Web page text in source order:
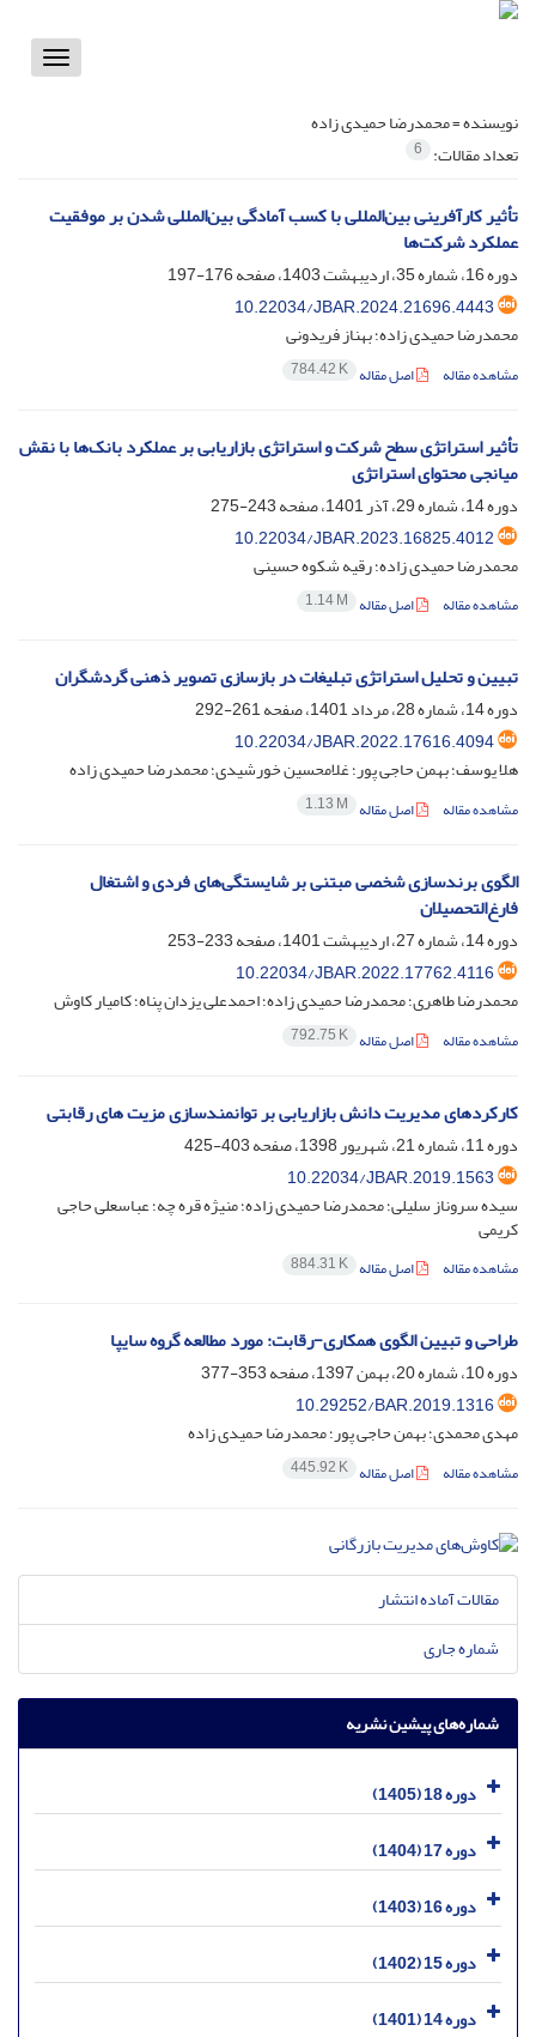
Toggle
نویسنده =محمدرضا حمیدی زاده
تعداد مقالات: 6
تأثیر کارآفرینی بین‌المللی با کسب آمادگی بین‌المللی شدن بر موفقیت
عملکرد شرکت‌ها
دوره 16، شماره 35، اردیبهشت 1403، صفحه
176-197
10.22034/JBAR.2024.21696.4443
محمدرضا حمیدی زاده؛ بهناز فریدونی
مشاهده مقاله اصل مقاله 784.42 K
تأثیر استراتژی سطح شرکت و استراتژی بازاریابی بر عملکرد بانک‌ها با نقش
میانجی محتوای استراتژی
دوره 14، شماره 29، آذر 1401، صفحه
243-275
10.22034/JBAR.2023.16825.4012
محمدرضا حمیدی زاده؛ رقیه شکوه حسینی
مشاهده مقاله اصل مقاله 1.14 M
تبیین و تحلیل استراتژی تبلیغات در بازسازی تصویر ذهنی گردشگران
دوره 14، شماره 28، مرداد 1401، صفحه
261-292
10.22034/JBAR.2022.17616.4094
هلا یوسف؛ بهمن حاجی پور؛ غلامحسین خورشیدی؛ محمدرضا حمیدی زاده
مشاهده مقاله اصل مقاله 1.13 M
الگوی برندسازی شخصی مبتنی بر شایستگی‌های فردی و اشتغال
فارغ‌التحصیلان
دوره 14، شماره 27، اردیبهشت 1401، صفحه
233-253
10.22034/JBAR.2022.17762.4116
محمدرضا طاهری؛ محمدرضا حمیدی زاده؛ احمدعلی یزدان پناه؛ کامیار کاوش
مشاهده مقاله اصل مقاله 792.75 K
کارکردهای مدیریت دانش بازاریابی بر توانمندسازی مزیت های رقابتی
دوره 11، شماره 21، شهریور 1398، صفحه
403-425
10.22034/JBAR.2019.1563
سیده سروناز سلیلی؛ محمدرضا حمیدی زاده؛ منیژه قره چه؛ عباسعلی حاجی
کریمی
مشاهده مقاله اصل مقاله 884.31 K
طراحی و تبیین الگوی همکاری-رقابت: مورد مطالعه گروه سایپا
دوره 10، شماره 20، بهمن 1397، صفحه
353-377
10.29252/BAR.2019.1316
مهدی محمدی؛ بهمن حاجی پور؛ محمدرضا حمیدی زاده
مشاهده مقاله اصل مقاله 445.92 K
مقالات آماده انتشار
شماره جاری
شماره‌های پیشین نشریه
دوره 18 (1405)
دوره 17 (1404)
دوره 16 (1403)
دوره 15 (1402)
دوره 14 (1401)